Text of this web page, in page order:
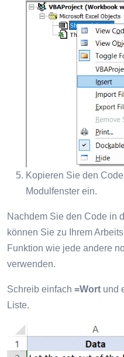
Kopieren Sie den
Modulfenster ein.
Nachdem Sie den Code in
können Sie zu Ihrem
Funktion wie jede andere
verwenden.
Schreib einfach =Wort und
Liste.